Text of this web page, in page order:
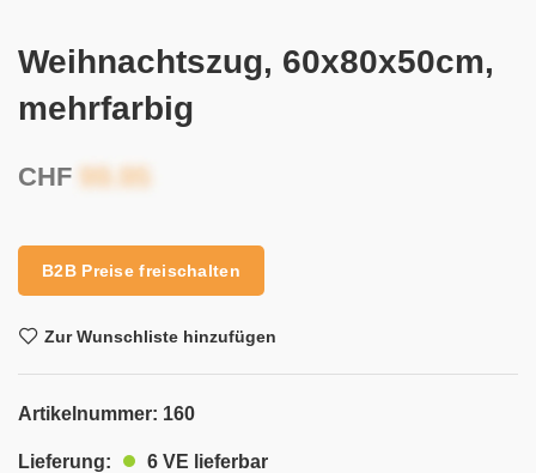
Weihnachtszug, 60x80x50cm,
mehrfarbig
CHF
B2B Preise freischalten
Zur Wunschliste hinzufügen
Artikelnummer: 160
Lieferung: 6 VE lieferbar